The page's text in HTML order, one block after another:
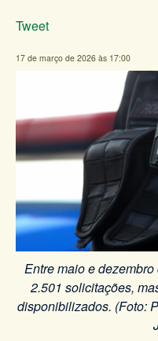
Tweet
17 de março de 2026 às 17:00
Entre maio e
2.501 solicitações,
disponibilizados. (Foto: